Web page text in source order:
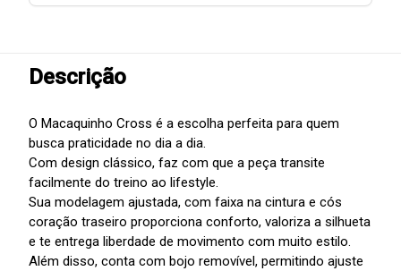
Descrição
O Macaquinho Cross é a escolha perfeita para quem
busca praticidade no dia a dia.
Com design clássico, faz com que a peça transite
facilmente do treino ao lifestyle.
Sua modelagem ajustada, com faixa na cintura e cós
coração traseiro proporciona conforto, valoriza a silhueta
e te entrega liberdade de movimento com muito estilo.
Além disso, conta com bojo removível, permitindo ajuste